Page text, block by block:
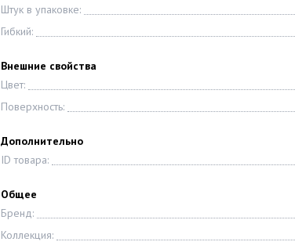
Штук в упаковке:
Гибкий:
Внешние свойства
Цвет:
Поверхность:
Дополнительно
ID товара:
Общее
Бренд:
Коллекция: